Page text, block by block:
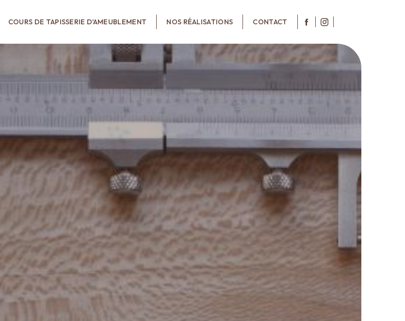
COURS DE TAPISSERIE D'AMEUBLEMENT NOS RÉALISATIONS CONTACT